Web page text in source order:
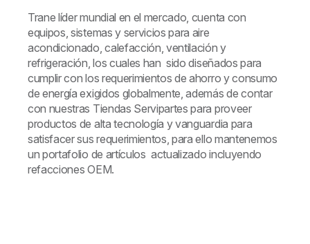
Trane líder mundial en el mercado, cuenta con
equipos, sistemas y servicios para aire
acondicionado, calefacción, ventilación y
refrigeración, los cuales han sido diseñados para
cumplir con los requerimientos de ahorro y consumo
de energía exigidos globalmente, además de contar
con nuestras Tiendas Servipartes para proveer
productos de alta tecnología y vanguardia para
satisfacer sus requerimientos, para ello mantenemos
un portafolio de artículos actualizado incluyendo
refacciones OEM.